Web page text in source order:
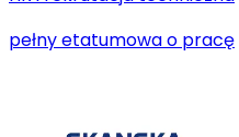
pełny etatumowa o pracę